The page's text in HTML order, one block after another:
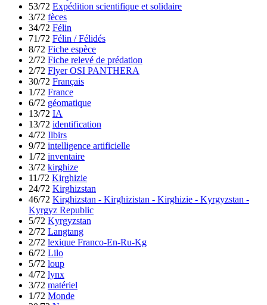
53/72 Expédition scientifique et solidaire
3/72 fèces
34/72 Félin
71/72 Félin / Félidés
8/72 Fiche espèce
2/72 Fiche relevé de prédation
2/72 Flyer OSI PANTHERA
30/72 Français
1/72 France
6/72 géomatique
13/72 IA
13/72 identification
4/72 Ilbirs
9/72 intelligence artificielle
1/72 inventaire
3/72 kirghize
11/72 Kirghizie
24/72 Kirghizstan
46/72 Kirghizstan - Kirghizistan - Kirghizie - Kyrgyzstan -
Kyrgyz Republic
5/72 Kyrgyzstan
2/72 Langtang
2/72 lexique Franco-En-Ru-Kg
6/72 Lilo
5/72 loup
4/72 lynx
3/72 matériel
1/72 Monde